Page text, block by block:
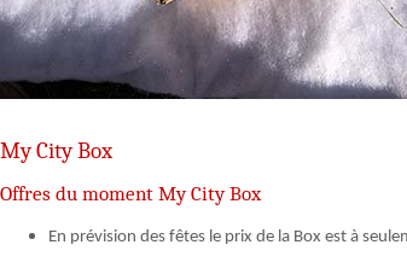
My City Box
Offres du moment My City Box
En prévision des fêtes le prix de la Box est à